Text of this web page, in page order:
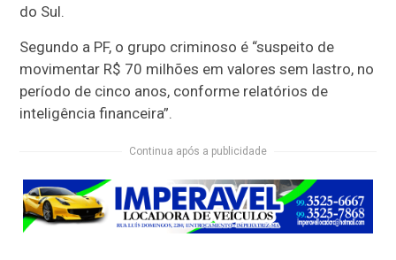
do Sul.
Segundo a PF, o grupo criminoso é “suspeito de
movimentar R$ 70 milhões em valores sem lastro, no
período de cinco anos, conforme relatórios de
inteligência financeira”.
Continua após a publicidade